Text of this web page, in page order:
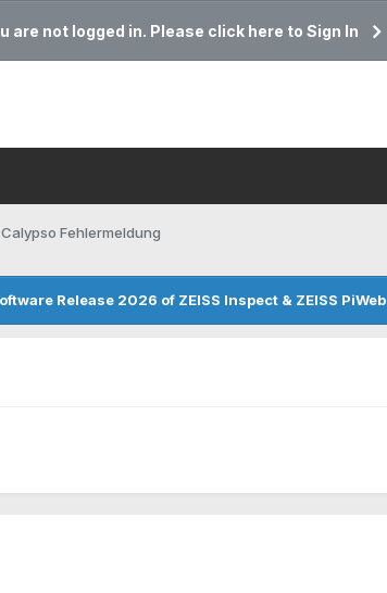
are not logged in. Please click here to Sign In
Calypso Fehlermeldung
Release 2026 of ZEISS Inspect & ZEISS PiWeb